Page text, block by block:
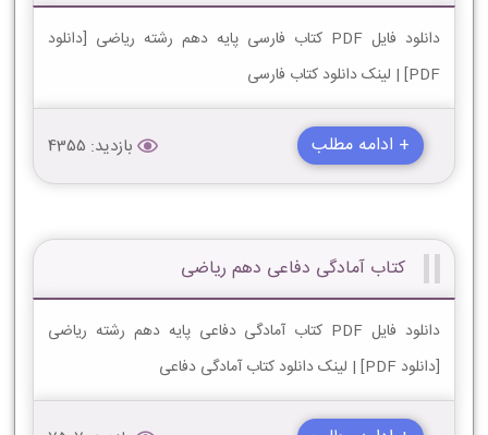
دانلود فایل PDF کتاب فارسی پایه دهم رشته ریاضی [دانلود
PDF] | لینک دانلود کتاب فارسی
+ ادامه مطلب بازدید: 4355
کتاب آمادگی دفاعی دهم ریاضی
دانلود فایل PDF کتاب آمادگی دفاعی پایه دهم رشته ریاضی
[دانلود PDF] | لینک دانلود کتاب آمادگی دفاعی